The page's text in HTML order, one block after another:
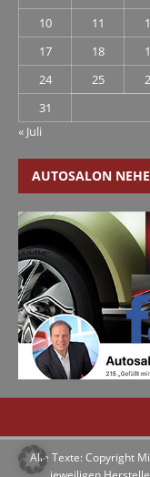
10
11
17
18
24
25
31
« Juli
AUTOSALON
Alle Texte: Copyright